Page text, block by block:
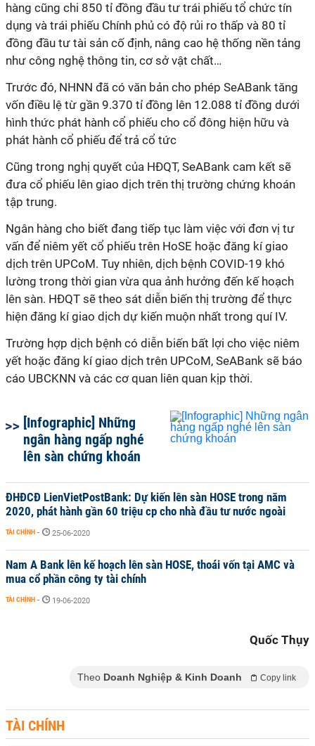
hàng cũng chi 850 tỉ đồng đầu tư trái phiếu tổ chức tín
dụng và trái phiếu Chính phủ có độ rủi ro thấp và 80 tỉ
đồng đầu tư tài sản cố định, nâng cao hệ thống nền tảng
như công nghệ thông tin, cơ sở vật chất…
Trước đó, NHNN đã có văn bản cho phép SeABank tăng
vốn điều lệ từ gần 9.370 tỉ đồng lên 12.088 tỉ đồng dưới
hình thức phát hành cổ phiếu cho cổ đông hiện hữu và
phát hành cổ phiếu để trả cổ tức
Cũng trong nghị quyết của HĐQT, SeABank cam kết sẽ
đưa cổ phiếu lên giao dịch trên thị trường chứng khoán
tập trung.
Ngân hàng cho biết đang tiếp tục làm việc với đơn vị tư
vấn để niêm yết cổ phiếu trên HoSE hoặc đăng kí giao
dịch trên UPCoM. Tuy nhiên, dịch bệnh COVID-19 khó
lường trong thời gian vừa qua ảnh hưởng đến kế hoạch
lên sàn. HĐQT sẽ theo sát diễn biến thị trường để thực
hiện đăng kí giao dịch dự kiến muộn nhất trong quí IV.
Trường hợp dịch bệnh có diễn biến bất lợi cho việc niêm
yết hoặc đăng kí giao dịch trên UPCoM, SeABank sẽ báo
cáo UBCKNN và các cơ quan liên quan kịp thời.
[Infographic] Những
ngân hàng ngấp nghé
lên sàn chứng khoán
ĐHĐCĐ LienVietPostBank: Dự kiến lên sàn HOSE trong năm
2020, phát hành gần 60 triệu cp cho nhà đầu tư nước ngoài
TÀI CHÍNH - 25-06-2020
Nam A Bank lên kế hoạch lên sàn HOSE, thoái vốn tại AMC và
mua cổ phần công ty tài chính
TÀI CHÍNH - 19-06-2020
Quốc Thụy
Theo Doanh Nghiệp & Kinh Doanh Copy link
TÀI CHÍNH